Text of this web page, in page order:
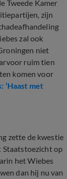
Tweede Kamer
zijn
zal ook
niet
ruim tien
komen voor
‘Haast met
zette de kwestie
Staatstoezicht op
het Wiebes
dan hij nu van